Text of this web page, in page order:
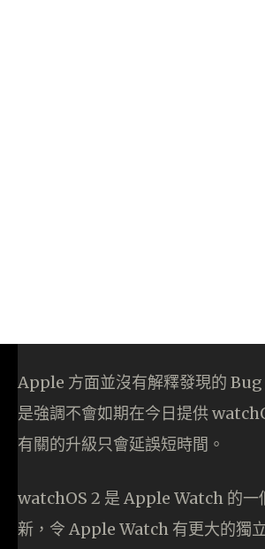
Apple 方面並沒有解釋發現的 Bug
是強調不會如期在今日提供
有關的升級只會延誤短時間。
watchOS 2 是 Apple Watch 的一
新，令 Apple Watch 有更大的獨